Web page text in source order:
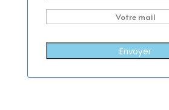
Envoyer